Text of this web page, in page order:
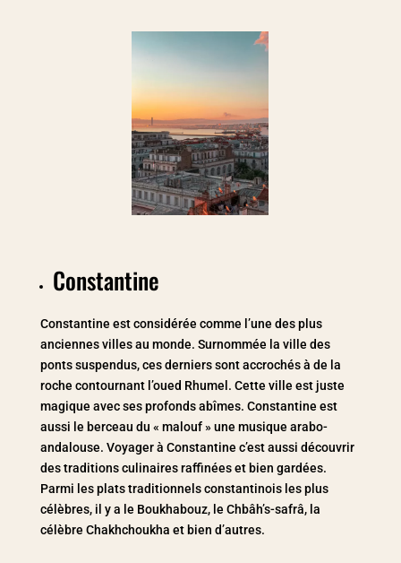
Constantine
Constantine est considérée comme l’une des plus
anciennes villes au monde. Surnommée la ville des
ponts suspendus, ces derniers sont accrochés à de la
roche contournant l’oued Rhumel. Cette ville est juste
magique avec ses profonds abîmes. Constantine est
aussi le berceau du « malouf » une musique arabo-
andalouse. Voyager à Constantine c’est aussi découvrir
des traditions culinaires raffinées et bien gardées.
Parmi les plats traditionnels constantinois les plus
célèbres, il y a le Boukhabouz, le Chbâh’s-safrâ, la
célèbre Chakhchoukha et bien d’autres.